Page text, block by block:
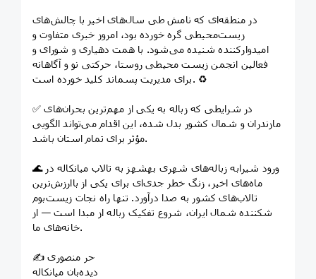
در منطقه‌ای که نامش طی سال‌های اخیر با چالش‌های
زیست‌محیطی گره خورده بود، امروز خبری متفاوت و
امیدوارکننده شنیده می‌شود. با همت دهیاری و شورای و
فعالین انجمن زیست محیطی روستا، حرکتی نو و آگاهانه
برای مدیریت پسماند کلید خورده است. ♻️
✅ در شرایطی که زباله به یکی از مهم‌ترین بحران‌های
مازندران و شمال کشور بدل شده، این اقدام می‌تواند الگویی
مؤثر برای تمام استان باشد.
🌊 ورود شیرابه زباله‌های شهری بهشهز به تالاب میانکاله در
ماه‌های اخیر، زنگ خطر جدی‌ای برای یکی از باارزش‌ترین
تالاب‌های کشور به صدا درآورد. تنها راه نجات زیست‌بوم
شکننده شمال ایران، شروع تفکیک زباله از مبدا است — از
خانه‌های ما.
✍️ حر منصوری
دیده‌بان میانکاله